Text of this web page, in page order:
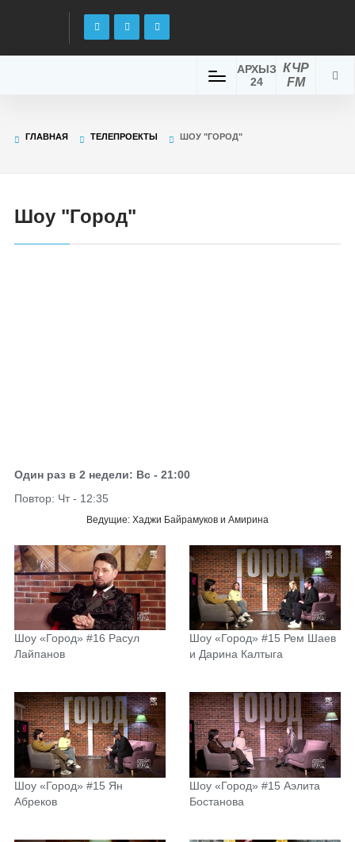
КЧР
FM
АРХЫЗ
24
ГЛАВНАЯ ТЕЛЕПРОЕКТЫ ШОУ "ГОРОД"
Шоу "Город"
Один раз в 2 недели: Вс - 21:00
Повтор: Чт - 12:35
Ведущие: Хаджи Байрамуков и Амирина
Шоу «Город» #16 Расул
Лайпанов
Шоу «Город» #15 Рем Шаев
и Дарина Калтыга
Шоу «Город» #15 Ян
Абреков
Шоу «Город» #15 Аэлита
Бостанова